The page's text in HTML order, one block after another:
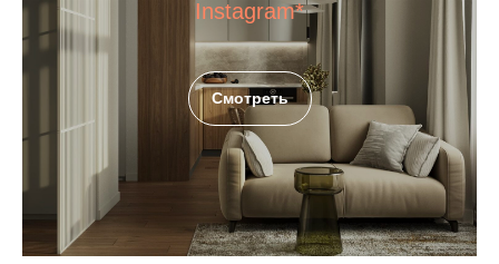
Instagram*
Смотреть